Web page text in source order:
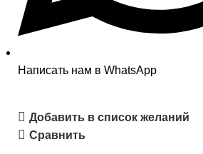
Написать нам в WhatsApp
Добавить в список желаний
Сравнить